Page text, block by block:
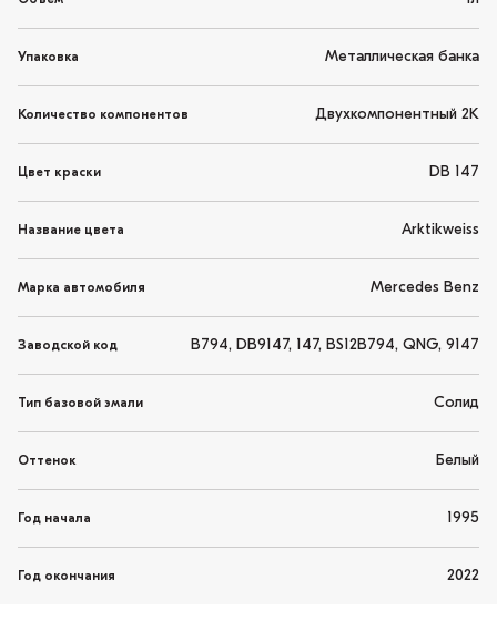
Упаковка Металлическая банка
Количество компонентов Двухкомпонентный 2K
Цвет краски DB 147
Название цвета Arktikweiss
Марка автомобиля Mercedes Benz
Заводской код B794, DB9147, 147, BS12B794, QNG, 9147
Тип базовой эмали Солид
Оттенок Белый
Год начала 1995
Год окончания 2022